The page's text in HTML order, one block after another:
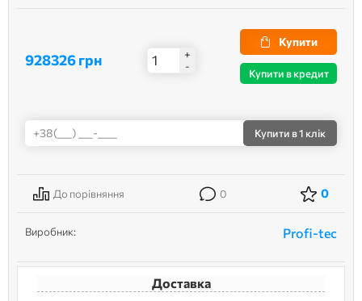
928326 грн
+
-
Купити
Купити в кредит
Купити в 1 клік
До порівняння 0 0
Виробник: Profi-tec
Доставка